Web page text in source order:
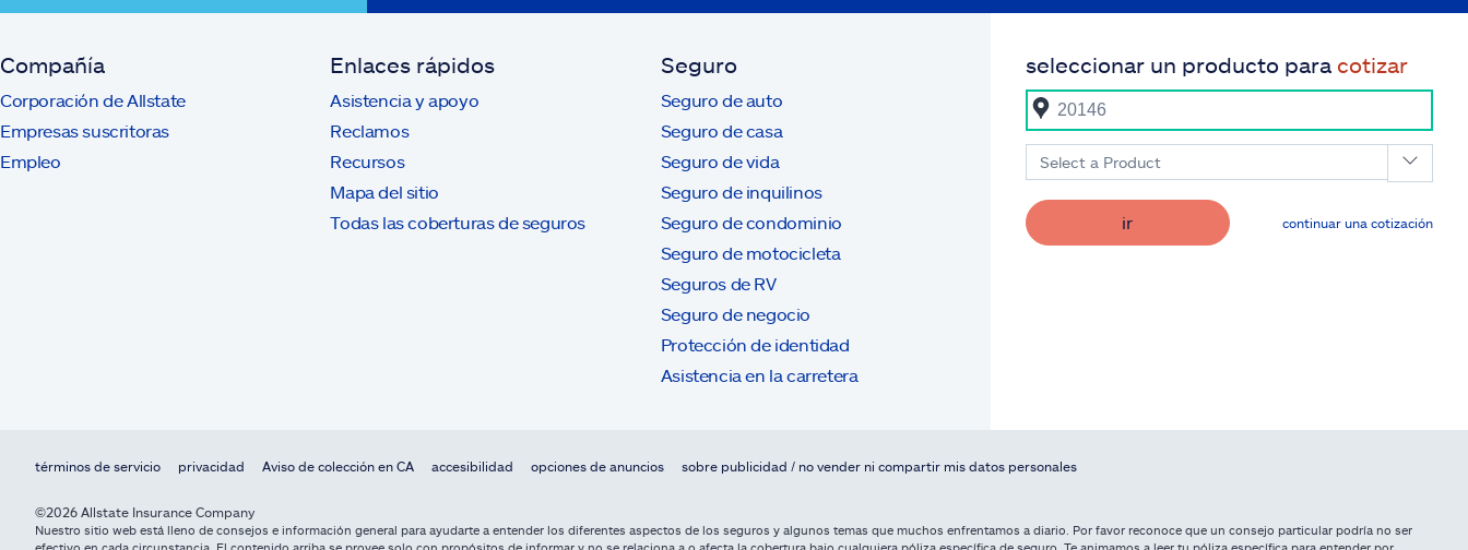
Compañía
Corporación de Allstate
Empresas suscritoras
Empleo
Enlaces rápidos
Asistencia y apoyo
Reclamos
Recursos
Mapa del sitio
Todas las coberturas de seguros
Seguro
Seguro de auto
Seguro de casa
Seguro de vida
Seguro de inquilinos
Seguro de condominio
Seguro de motocicleta
Seguros de RV
Seguro de negocio
Protección de identidad
Asistencia en la carretera
seleccionar un producto para cotizar
Select a Product
ir continuar una cotización
términos de servicio privacidad Aviso de colección en CA accesibilidad opciones de anuncios sobre publicidad / no vender ni compartir mis datos personales
©2026 Allstate Insurance Company
Nuestro sitio web está lleno de consejos e información general para ayudarte a entender los diferentes aspectos de los seguros y algunos temas que muchos enfrentamos a diario. Por favor reconoce que un consejo particular podría no ser